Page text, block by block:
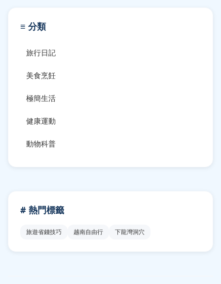
≡ 分類
旅行日記
美食烹飪
極簡生活
健康運動
動物科普
# 熱門標籤
旅遊省錢技巧 越南自由行 下龍灣洞穴